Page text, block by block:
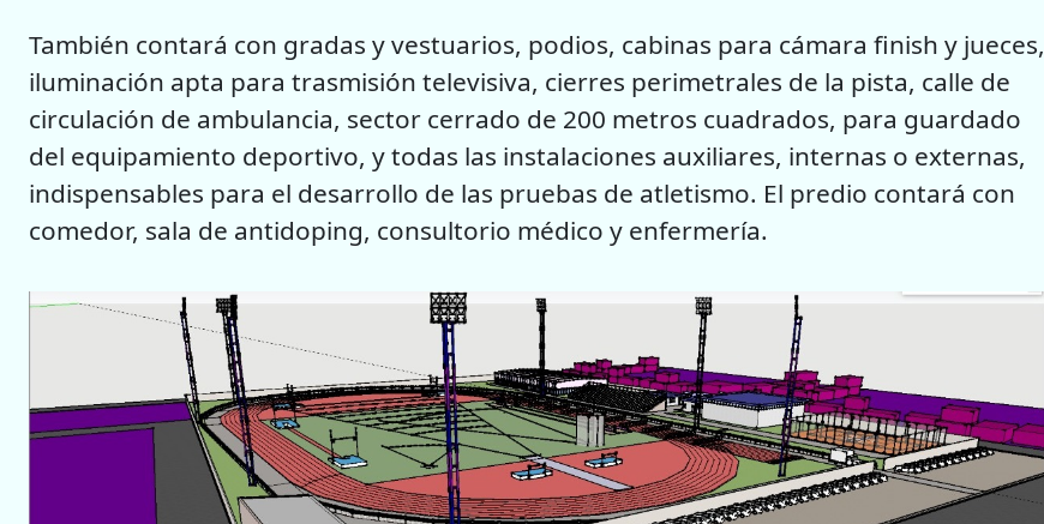
También contará con gradas y vestuarios, podios, cabinas para cámara finish y jueces,
iluminación apta para trasmisión televisiva, cierres perimetrales de la pista, calle de
circulación de ambulancia, sector cerrado de 200 metros cuadrados, para guardado
del equipamiento deportivo, y todas las instalaciones auxiliares, internas o externas,
indispensables para el desarrollo de las pruebas de atletismo. El predio contará con
comedor, sala de antidoping, consultorio médico y enfermería.